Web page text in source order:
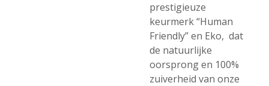
prestigieuze
keurmerk “Human
Friendly” en Eko, dat
de natuurlijke
oorsprong en 100%
zuiverheid van onze